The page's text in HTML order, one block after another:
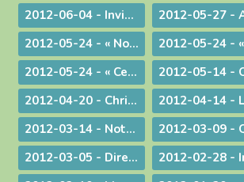
2012-06-04 - Invitation à l'Assemblée Générale de l'Association Diocésaine
2012-05-24 - « Nous voulons vivre, développer et transmettre ce message chrétien ! »
2012-05-24 - « Ce n'est pas le fait d'être évêque qui m'a rendu heureux, c'est le fait d'avoir donné ma vie »
2012-04-20 - Christ est ressuscité !
2012-03-14 - Note complémentaire à propos des élections
2012-03-05 - Directives diocésaines sur les intentions et offrandes de Messes